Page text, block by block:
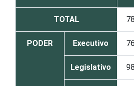
TOTAL 78
PODER Executivo 76
Legislativo 98